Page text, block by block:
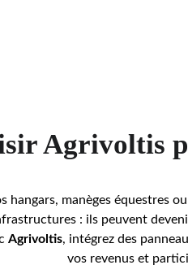
Agrivoltis
hangars, manèges équestres
: ils peuvent
Agrivoltis, intégrez des
vos revenus et